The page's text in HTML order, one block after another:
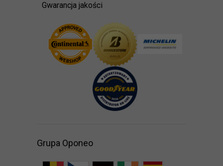
Gwarancja jakości
Grupa Oponeo